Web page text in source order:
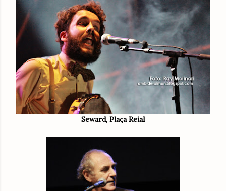
Seward, Plaça Reial